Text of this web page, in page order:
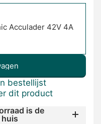
Acculader 42V 4A
bestellijst
dit product
is de